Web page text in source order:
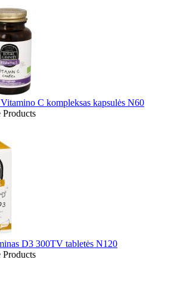
C kompleksas kapsulės N60
Products
D3 300TV tabletės N120
Products